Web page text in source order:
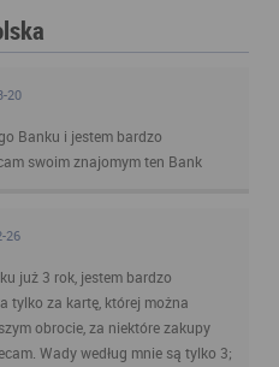
20
Banku i jestem bardzo
swoim znajomym ten Bank
26
już 3 rok, jestem bardzo
tylko za kartę, której można
obrocie, za niektóre zakupy
Wady według mnie są tylko 3;